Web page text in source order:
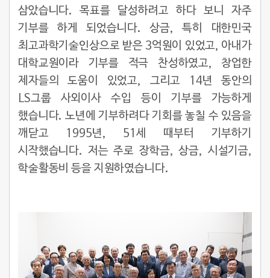
삼았습니다. 목표를 달성하려고 하다 보니 자주
기부를 하게 되었습니다. 상금, 특히 대한민국
최고과학기술인상으로 받은 3억원이 있었고, 아내가
대학교원이라 기부를 적극 찬성하였고, 창업한
제자들의 도움이 있었고, 그리고 14년 동안의
LS그룹 사외이사 수입 등이 기부를 가능하게
했습니다. 노년에 기부하려다 기회를 놓칠 수 있음을
깨닫고 1995년, 51세 때부터 기부하기
시작했습니다. 저는 주로 장학금, 상금, 시설기금,
학술활동비 등을 지원하였습니다.